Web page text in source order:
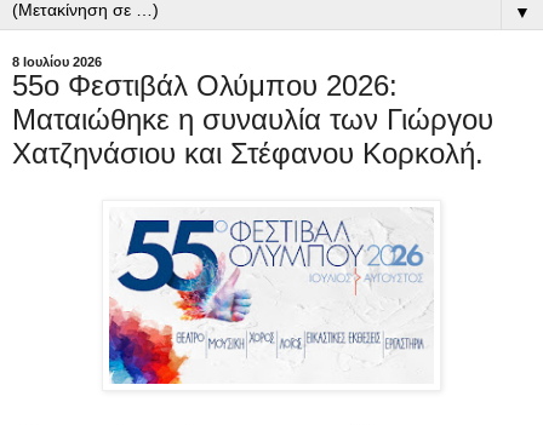
▼
8 Ιουλίου 2026
55ο Φεστιβάλ Ολύμπου 2026:
Ματαιώθηκε η συναυλία των Γιώργου
Χατζηνάσιου και Στέφανου Κορκολή.